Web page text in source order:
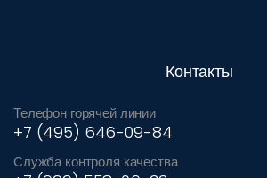
Контакты
Телефон горячей линии
+7 (495) 646-09-84
Служба контроля качества